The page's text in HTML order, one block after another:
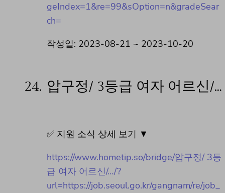
geIndex=1&re=99&sOption=n&gradeSear
ch=
작성일: 2023-08-21 ~ 2023-10-20
24. 압구정/ 3등급 여자 어르신/…
✅ 지원 소식 상세 보기 ▼
https://www.hometip.so/bridge/압구정/ 3등
급 여자 어르신/…/?
url=https://job.seoul.go.kr/gangnam/re/job_